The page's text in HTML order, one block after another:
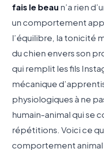
fais le beau n’a rien
un comportement
l’équilibre, la tonicité
du chien envers son
qui remplit les fils
mécanique
physiologiques à ne
humain-animal qui se
répétitions. Voici ce
comportement animal